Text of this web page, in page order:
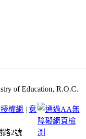
of Education, R.O.C.
權網 | 意
路2號